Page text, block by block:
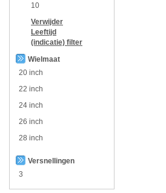
10
Verwijder
Leeftijd
(indicatie) filter
Wielmaat
20 inch
22 inch
24 inch
26 inch
28 inch
Versnellingen
3